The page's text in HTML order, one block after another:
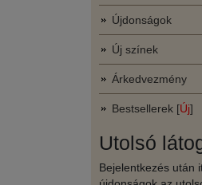
Újdonságok
Új színek
Árkedvezmény
Bestsellerek [Új]
Utolsó
Bejelentkezés után